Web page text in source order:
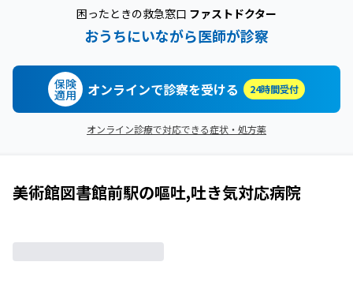
困ったときの救急窓口 ファストドクター
おうちにいながら医師が診察
保険
適用 オンラインで診察を受ける 24時間受付
オンライン診療で対応できる症状・処方薬
美術館図書館前駅の嘔吐,吐き気対応病院